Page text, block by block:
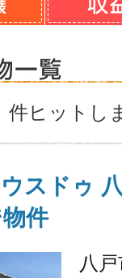
件ヒットし
スドゥ
件
八